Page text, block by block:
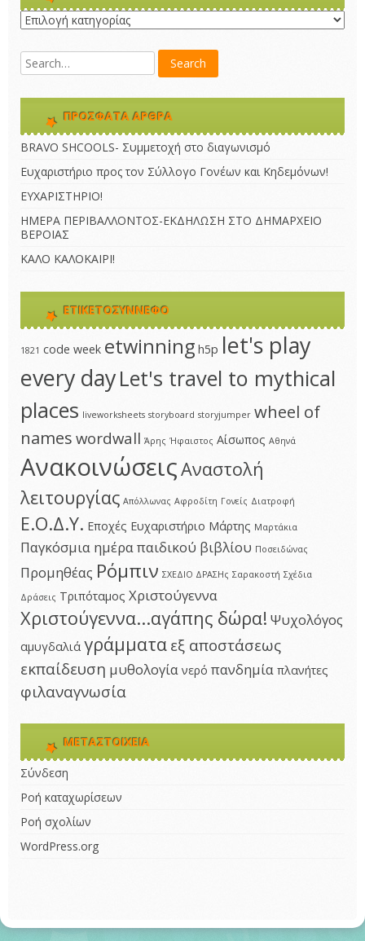
Kατηγορίες
ΠΡΌΣΦΑΤΑ ΆΡΘΡΑ
BRAVO SHCOOLS- Συμμετοχή στο διαγωνισμό
Ευχαριστήριο προς τον Σύλλογο Γονέων και Κηδεμόνων!
ΕΥΧΑΡΙΣΤΗΡΙΟ!
ΗΜΕΡΑ ΠΕΡΙΒΑΛΛΟΝΤΟΣ-ΕΚΔΗΛΩΣΗ ΣΤΟ ΔΗΜΑΡΧΕΙΟ
ΒΕΡΟΙΑΣ
ΚΑΛΟ ΚΑΛΟΚΑΙΡΙ!
ΕΤΙΚΕΤΟΣΎΝΝΕΦΟ
1821 code week etwinning h5p let's play
every dayLet's travel to mythical
places liveworksheets storyboard storyjumper wheel of
names wordwall Άρης Ήφαιστος Αίσωπος Αθηνά
ΑνακοινώσειςΑναστολή
λειτουργίας Απόλλωνας Αφροδίτη Γονείς Διατροφή
Ε.Ο.Δ.Υ. Εποχές Ευχαριστήριο Μάρτης Μαρτάκια
Παγκόσμια ημέρα παιδικού βιβλίου Ποσειδώνας
Προμηθέας Ρόμπιν ΣΧΕΔΙΟ ΔΡΑΣΗς Σαρακοστή Σχέδια
Δράσεις Τριπόταμος Χριστούγεννα
Χριστούγεννα...αγάπης δώρα! Ψυχολόγος
αμυγδαλιά γράμματα εξ αποστάσεως
εκπαίδευση μυθολογία νερό πανδημία πλανήτες
φιλαναγνωσία
ΜΕΤΑΣΤΟΙΧΕΊΑ
Σύνδεση
Ροή καταχωρίσεων
Ροή σχολίων
WordPress.org